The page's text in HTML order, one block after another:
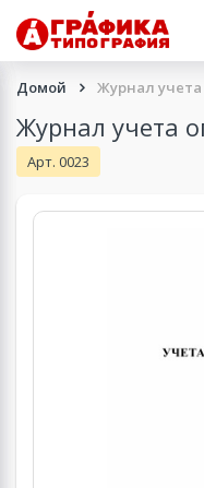
Домой Журнал
Журнал учета
Арт. 0023